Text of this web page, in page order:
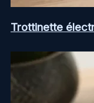
Trottinette